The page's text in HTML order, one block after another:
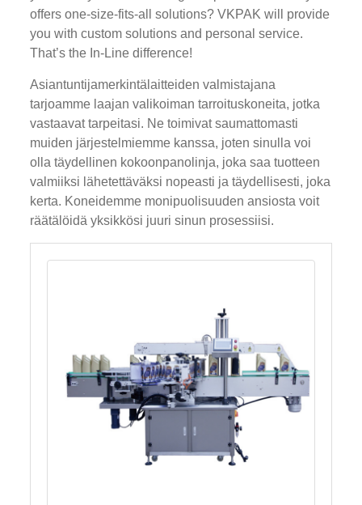
offers one-size-fits-all solutions? VKPAK will provide
you with custom solutions and personal service.
That’s the In-Line difference!
Asiantuntijamerkintälaitteiden valmistajana
tarjoamme laajan valikoiman tarroituskoneita, jotka
vastaavat tarpeitasi. Ne toimivat saumattomasti
muiden järjestelmiemme kanssa, joten sinulla voi
olla täydellinen kokoonpanolinja, joka saa tuotteen
valmiiksi lähetettäväksi nopeasti ja täydellisesti, joka
kerta. Koneidemme monipuolisuuden ansiosta voit
räätälöidä yksikkösi juuri sinun prosessiisi.